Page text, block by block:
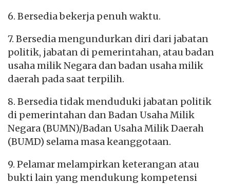
6. Bersedia bekerja penuh waktu.
7. Bersedia mengundurkan diri dari jabatan
politik, jabatan di pemerintahan, atau badan
usaha milik Negara dan badan usaha milik
daerah pada saat terpilih.
8. Bersedia tidak menduduki jabatan politik
di pemerintahan dan Badan Usaha Milik
Negara (BUMN)/Badan Usaha Milik Daerah
(BUMD) selama masa keanggotaan.
9. Pelamar melampirkan keterangan atau
bukti lain yang mendukung kompetensi